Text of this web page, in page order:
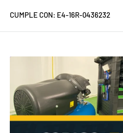
CUMPLE CON: E4-16R-0436232